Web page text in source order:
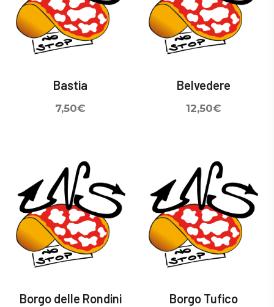
Bastia
7,50€
Belvedere
12,50€
Borgo delle Rondini Borgo Tufico